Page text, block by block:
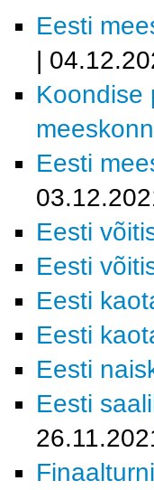
Eesti
|
Koondise
Eesti
Eesti
Eesti
Eesti
Eesti
Eesti
Eesti